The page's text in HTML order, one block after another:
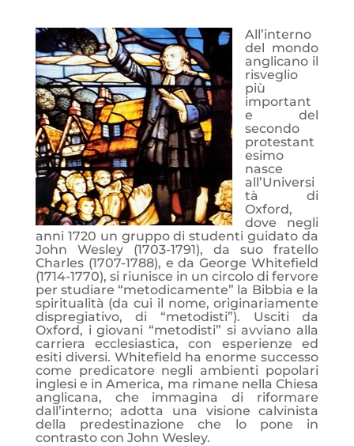
All’interno
del mondo
anglicano il
risveglio
più
important
e del
secondo
protestant
esimo
nasce
all’Universi
tà di
Oxford,
dove negli
anni 1720 un gruppo di studenti guidato da
John Wesley (1703-1791), da suo fratello
Charles (1707-1788), e da George Whitefield
(1714-1770), si riunisce in un circolo di fervore
per studiare “metodicamente” la Bibbia e la
spiritualità (da cui il nome, originariamente
dispregiativo, di “metodisti”). Usciti da
Oxford, i giovani “metodisti” si avviano alla
carriera ecclesiastica, con esperienze ed
esiti diversi. Whitefield ha enorme successo
come predicatore negli ambienti popolari
inglesi e in America, ma rimane nella Chiesa
anglicana, che immagina di riformare
dall’interno; adotta una visione calvinista
della predestinazione che lo pone in
contrasto con John Wesley.